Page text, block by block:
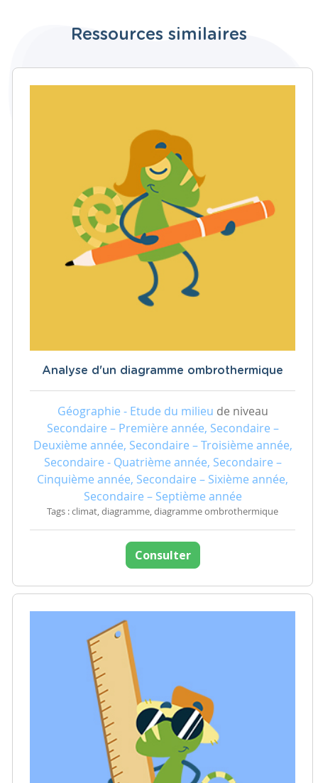
Ressources similaires
Analyse d'un diagramme ombrothermique
Géographie - Etude du milieu de niveau
Secondaire – Première année, Secondaire –
Deuxième année, Secondaire – Troisième année,
Secondaire - Quatrième année, Secondaire –
Cinquième année, Secondaire – Sixième année,
Secondaire – Septième année
Tags : climat, diagramme, diagramme ombrothermique
Consulter